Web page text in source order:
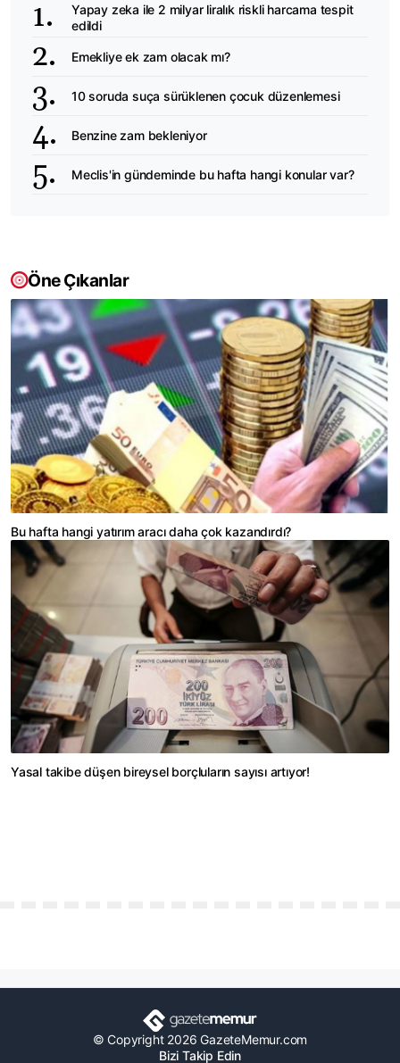
Yapay zeka ile 2 milyar liralık riskli harcama tespit
edildi
Emekliye ek zam olacak mı?
10 soruda suça sürüklenen çocuk düzenlemesi
Benzine zam bekleniyor
Meclis'in gündeminde bu hafta hangi konular var?
Öne Çıkanlar
Bu hafta hangi yatırım aracı daha çok kazandırdı?
Yasal takibe düşen bireysel borçluların sayısı artıyor!
© Copyright 2026 GazeteMemur.com
Bizi Takip Edin